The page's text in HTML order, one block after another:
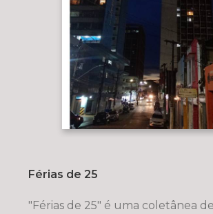
Férias de 25
"Férias de 25" é uma coletânea